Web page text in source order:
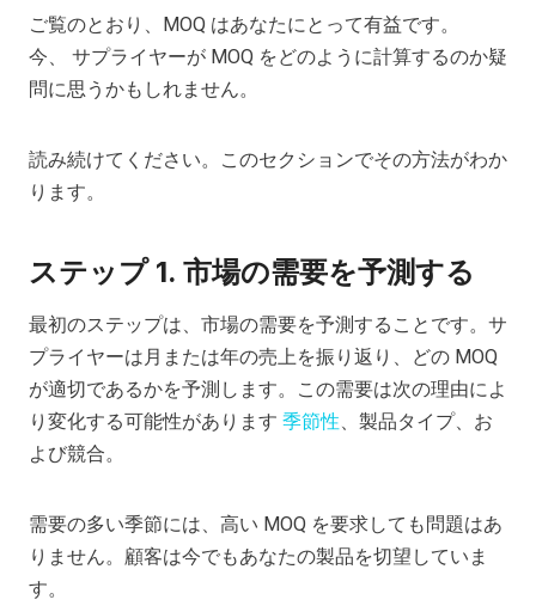
ご覧のとおり、MOQ はあなたにとって有益です。
今、
サプライヤーが MOQ をどのように計算するのか疑
問に思うかもしれません。
読み続けてください。このセクションでその方法がわか
ります。
ステップ 1. 市場の需要を予測する
最初のステップは、市場の需要を予測することです。サ
プライヤーは月または年の売上を振り返り、どの MOQ
が適切であるかを予測します。この需要は次の理由によ
り変化する可能性があります 季節性、製品タイプ、お
よび競合。
需要の多い季節には、高い MOQ を要求しても問題はあ
りません。顧客は今でもあなたの製品を切望していま
す。